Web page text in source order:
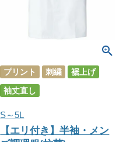
プリント 刺繍
裾上げ
袖丈直し
S～5L
【エリ付き】半袖・メン